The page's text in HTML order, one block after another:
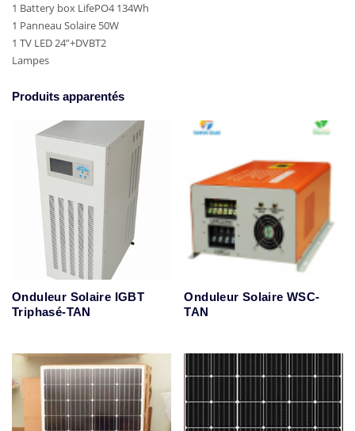
1 Battery box LifePO4 134Wh
1 Panneau Solaire 50W
1 TV LED 24”+DVBT2
Lampes
Produits apparentés
Onduleur Solaire IGBT
Triphasé-TAN
Onduleur Solaire WSC-
TAN